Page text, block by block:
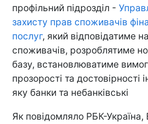
профільний підрозділ -
захисту прав споживачів
послуг, який відповідатиме
споживачів, розроблятиме
базу, встановлюватиме
прозорості та достовірності
яку банки та небанківські
Як повідомляло РБК-Україна,